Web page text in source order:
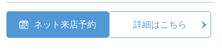
ネット来店予約 詳細はこちら